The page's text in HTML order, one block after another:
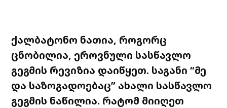
ქალბატონო ნათია, როგორც
ცნობილია, ეროვნული სასწავლო
გეგმის რევიზია დაიწყეთ. საგანი “მე
და საზოგადოებაც” ახალი სასწავლო
გეგმის ნაწილია. რატომ მიიღეთ